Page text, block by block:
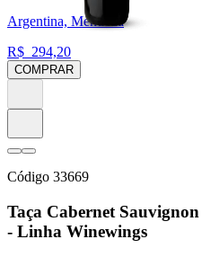
Argentina, Mendoza
R$ 294,20
COMPRAR
Código 33669
Taça Cabernet Sauvignon
- Linha Winewings